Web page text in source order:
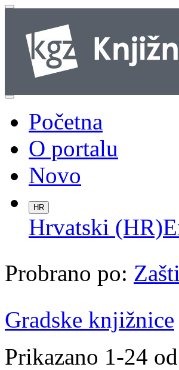
Početna
O portalu
Novo
HR
Hrvatski (HR)
Probrano po:
Gradske knjižnice
Prikazano 1-24